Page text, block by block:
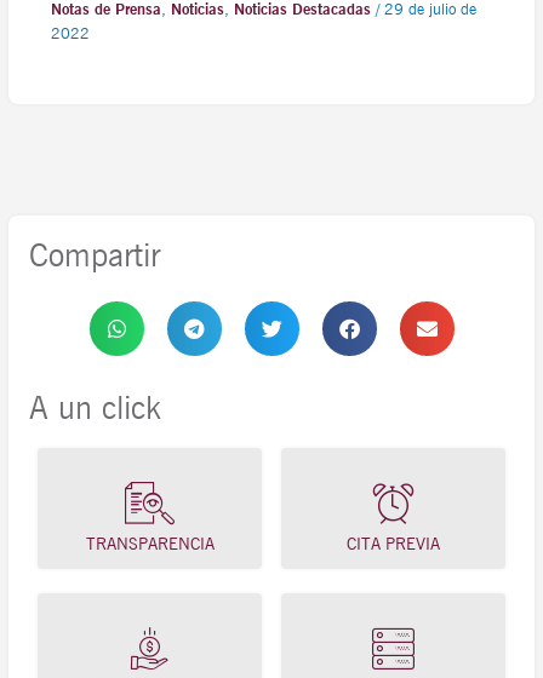
Notas de Prensa, Noticias, Noticias Destacadas/ 29 de julio de
2022
Compartir
A un click
TRANSPARENCIA CITA PREVIA